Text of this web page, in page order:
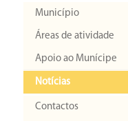
Município
Áreas de atividade
Apoio ao Munícipe
Notícias
Contactos